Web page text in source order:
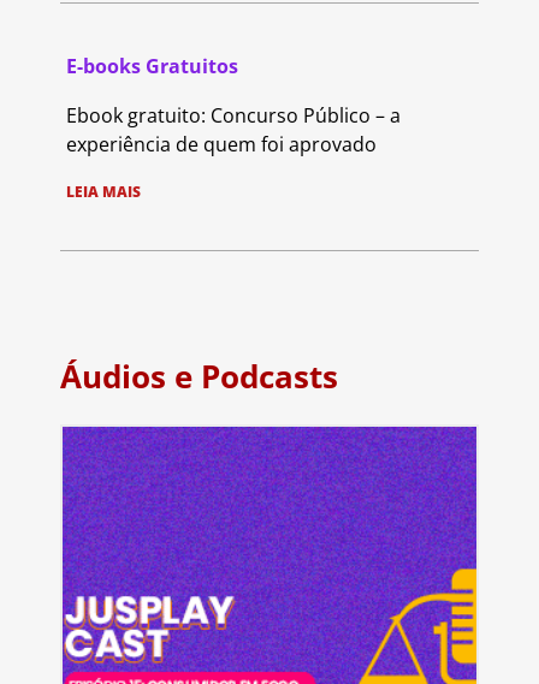
E-books Gratuitos
Ebook gratuito: Concurso Público – a
experiência de quem foi aprovado
LEIA MAIS
Áudios e Podcasts